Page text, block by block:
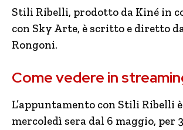
Stili Ribelli, prodotto da Kiné in
con Sky Arte, è scritto e diretto
Rongoni.
Come vedere in
L’appuntamento con Stili Ribelli
mercoledì sera dal 6 maggio, per